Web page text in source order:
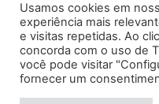
ENDEREÇO E HORÁRIO
Endereço:Praça Tiradentes, s/
Atendimento do Protocolo
Horário de Funcionamento:8h
Usamos cookies em
experiência mais
e visitas repetidas. Ao
concorda com o uso de
você pode visitar
fornecer um